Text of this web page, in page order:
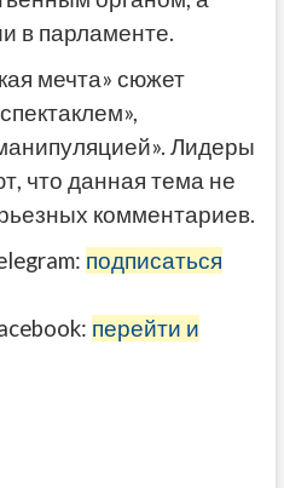
в парламенте.
мечта» сюжет
Лидеры
что данная тема не
комментариев.
подписаться
перейти и